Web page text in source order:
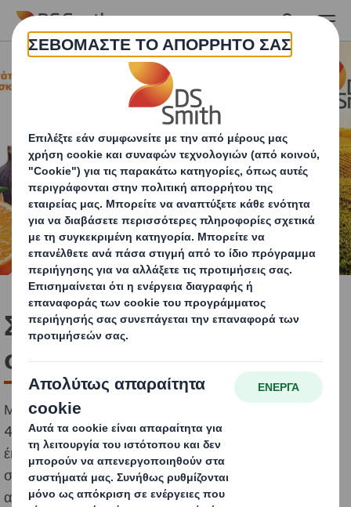
Skip to main content
Συμμετοχή της DS Smith
στην AGROEXPO 2021
Με επιτυχία στέφθηκε η συμμετοχή της DS Smith στην
4η Αγροτική Έκθεση Ιεράπετρας, της εμπορικής
έκθεσης που έχει καταξιωθεί ως ένα από τα
σημαντικότερα γεγονότα όχι μόνο του νομού Λασιθίου,
αλλά και ολόκληρης της Κρήτης.